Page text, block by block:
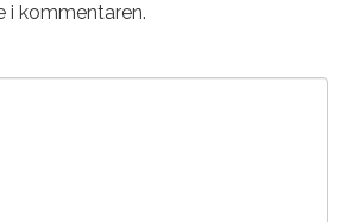
i kommentaren.